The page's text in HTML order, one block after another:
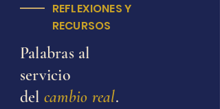
REFLEXIONES Y
RECURSOS
Palabras al
servicio
del cambio real.